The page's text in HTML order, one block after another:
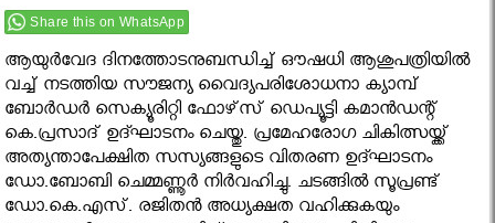
Share this on WhatsApp
ആയുര്‍വേദ ദിനത്തോടനുബന്ധിച്ച് ഔഷധി ആശുപത്രിയില്‍
വച്ച് നടത്തിയ സൗജന്യ വൈദ്യപരിശോധനാ ക്യാമ്പ്
ബോര്‍ഡര്‍ സെക്യൂരിറ്റി ഫോഴ്‌സ് ഡെപ്യൂട്ടി കമാന്‍ഡന്റ്
കെ.പ്രസാദ് ഉദ്ഘാടനം ചെയ്തു. പ്രമേഹരോഗ ചികിത്സയ്ക്ക്
അത്യന്താപേക്ഷിത സസ്യങ്ങളുടെ വിതരണ ഉദ്ഘാടനം
ഡോ.ബോബി ചെമ്മണ്ണൂര്‍ നിര്‍വഹിച്ചു. ചടങ്ങില്‍ സൂപ്രണ്ട്
ഡോ.കെ.എസ്. രജിതന്‍ അധ്യക്ഷത വഹിക്കുകയും